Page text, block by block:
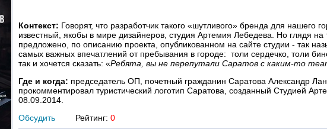
Контекст: Говорят, что разработчик такого «шутливого» бренда для нашего
известный, якобы в мире дизайнеров, студия Артемия Лебедева. Но глядя
предложено, по описанию проекта, опубликованном на сайте студии - так
самых важных впечатлений от пребывания в городе: толи сердечко, толи
так и хочется сказать: «Ребята, вы не перепутали Саратов с каким-то
Где и когда: председатель ОП, почетный гражданин Саратова Александр
прокомментировал туристический логотип Саратова, созданный Студией
08.09.2014.
Обсудить
Рейтинг: 0